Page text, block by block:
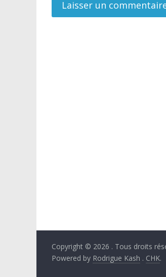
Copyright © 2026 . Tous droits
Powered by Rodrigue Kash . CHK.